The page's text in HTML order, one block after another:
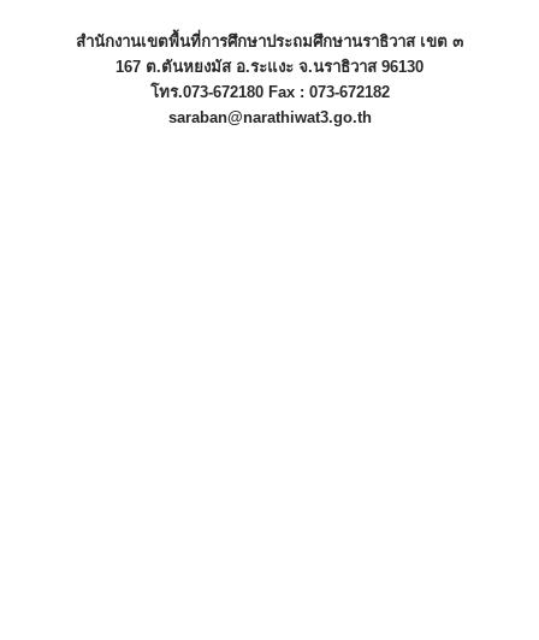
สำนักงานเขตพื้นที่การศึกษาประถมศึกษานราธิวาส เขต ๓
167 ต.ตันหยงมัส อ.ระแงะ จ.นราธิวาส 96130
โทร.073-672180 Fax : 073-672182
saraban@narathiwat3.go.th